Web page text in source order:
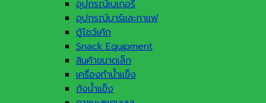
อุปกรณ์เบเกอรี่
อุปกรณ์บาร์และกาแฟ
ตู้โชว์เค้ก
Snack Equipment
สินค้าขนาดเล็ก
เครื่องทำน้ำแข็ง
ถังน้ำแข็ง